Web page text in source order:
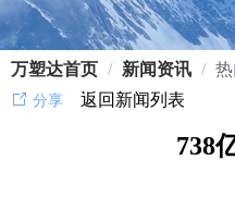
万塑达首页 / 新闻资讯 /
分享 返回新闻列表
738